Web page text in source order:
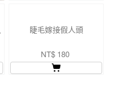
睫毛嫁接假人頭
NT$ 180